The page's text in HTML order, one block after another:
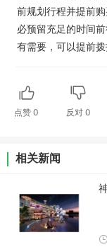
前规划行程并提前
必预留充足的时间
有需要，可以提前
点赞 0 反对0
相关新闻